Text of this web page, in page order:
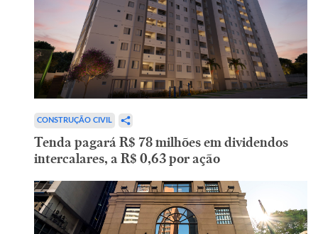
CONSTRUÇÃO CIVIL
Tenda pagará R$ 78 milhões em dividendos
intercalares, a R$ 0,63 por ação